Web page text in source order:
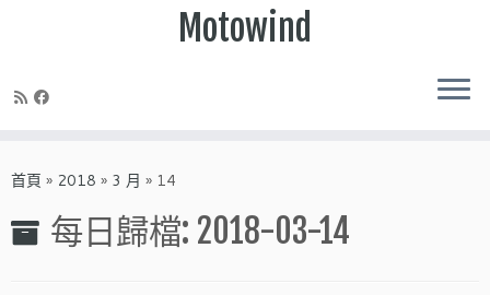
to
Motowind
首頁 » 2018 » 3 月 » 14
每日歸檔: 2018-03-14